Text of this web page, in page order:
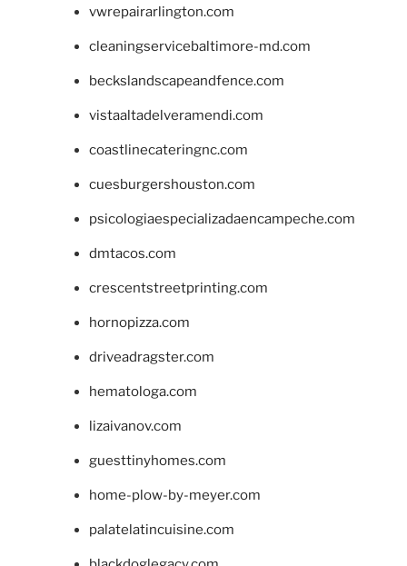
vwrepairarlington.com
cleaningservicebaltimore-md.com
beckslandscapeandfence.com
vistaaltadelveramendi.com
coastlinecateringnc.com
cuesburgershouston.com
psicologiaespecializadaencampeche.com
dmtacos.com
crescentstreetprinting.com
hornopizza.com
driveadragster.com
hematologa.com
lizaivanov.com
guesttinyhomes.com
home-plow-by-meyer.com
palatelatincuisine.com